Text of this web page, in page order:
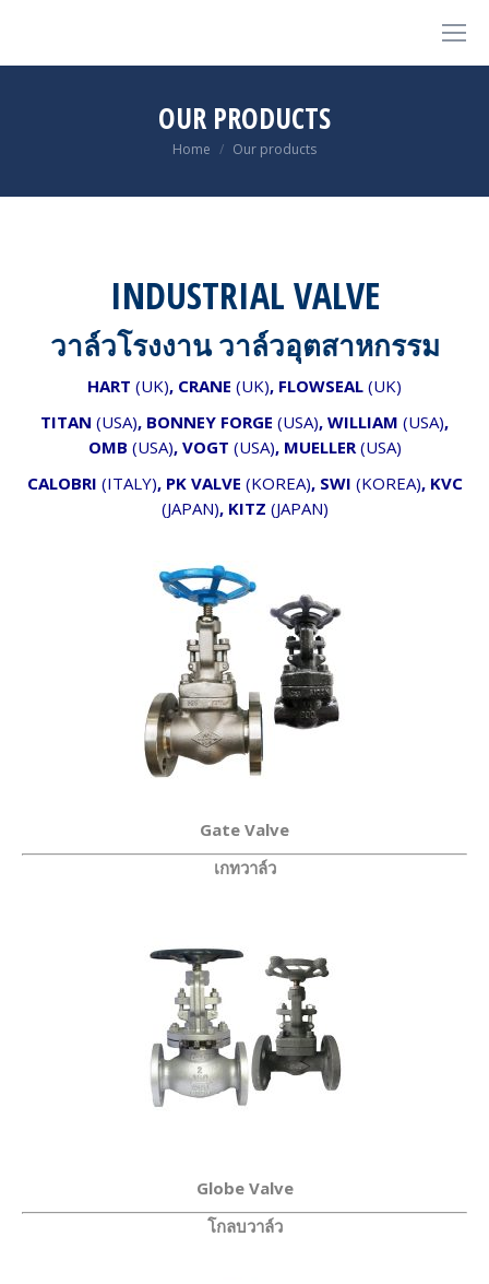
OUR PRODUCTS
Home Our products
INDUSTRIAL VALVE
วาล์วโรงงาน วาล์วอุตสาหกรรม
HART (UK), CRANE (UK), FLOWSEAL (UK)
TITAN (USA), BONNEY FORGE (USA), WILLIAM (USA),
OMB (USA), VOGT (USA), MUELLER(USA)
CALOBRI (ITALY), PK VALVE (KOREA), SWI (KOREA), KVC
(JAPAN), KITZ (JAPAN)
Gate Valve
เกทวาล์ว
Globe Valve
โกลบวาล์ว